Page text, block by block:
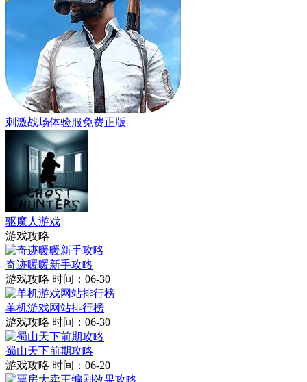
刺激战场体验服免费正版
驱魔人游戏
游戏攻略
奇迹暖暖新手攻略
游戏攻略 时间：06-30
单机游戏网站排行榜
游戏攻略 时间：06-30
蜀山天下前期攻略
游戏攻略 时间：06-20